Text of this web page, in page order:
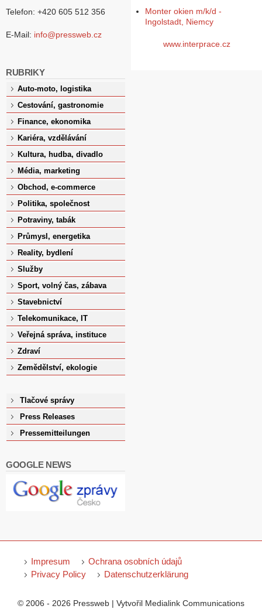
Telefon: +420 605 512 356
E-Mail: info@pressweb.cz
RUBRIKY
Auto-moto, logistika
Cestování, gastronomie
Finance, ekonomika
Kariéra, vzdělávání
Kultura, hudba, divadlo
Média, marketing
Obchod, e-commerce
Politika, společnost
Potraviny, tabák
Průmysl, energetika
Reality, bydlení
Služby
Sport, volný čas, zábava
Stavebnictví
Telekomunikace, IT
Veřejná správa, instituce
Zdraví
Zemědělství, ekologie
Tlačové správy
Press Releases
Pressemitteilungen
GOOGLE NEWS
Monter okien m/k/d -
Ingolstadt, Niemcy
www.interprace.cz
Impresum
Ochrana osobních údajů
Privacy Policy
Datenschutzerklärung
© 2006 - 2026 Pressweb | Vytvořil Medialink Communications